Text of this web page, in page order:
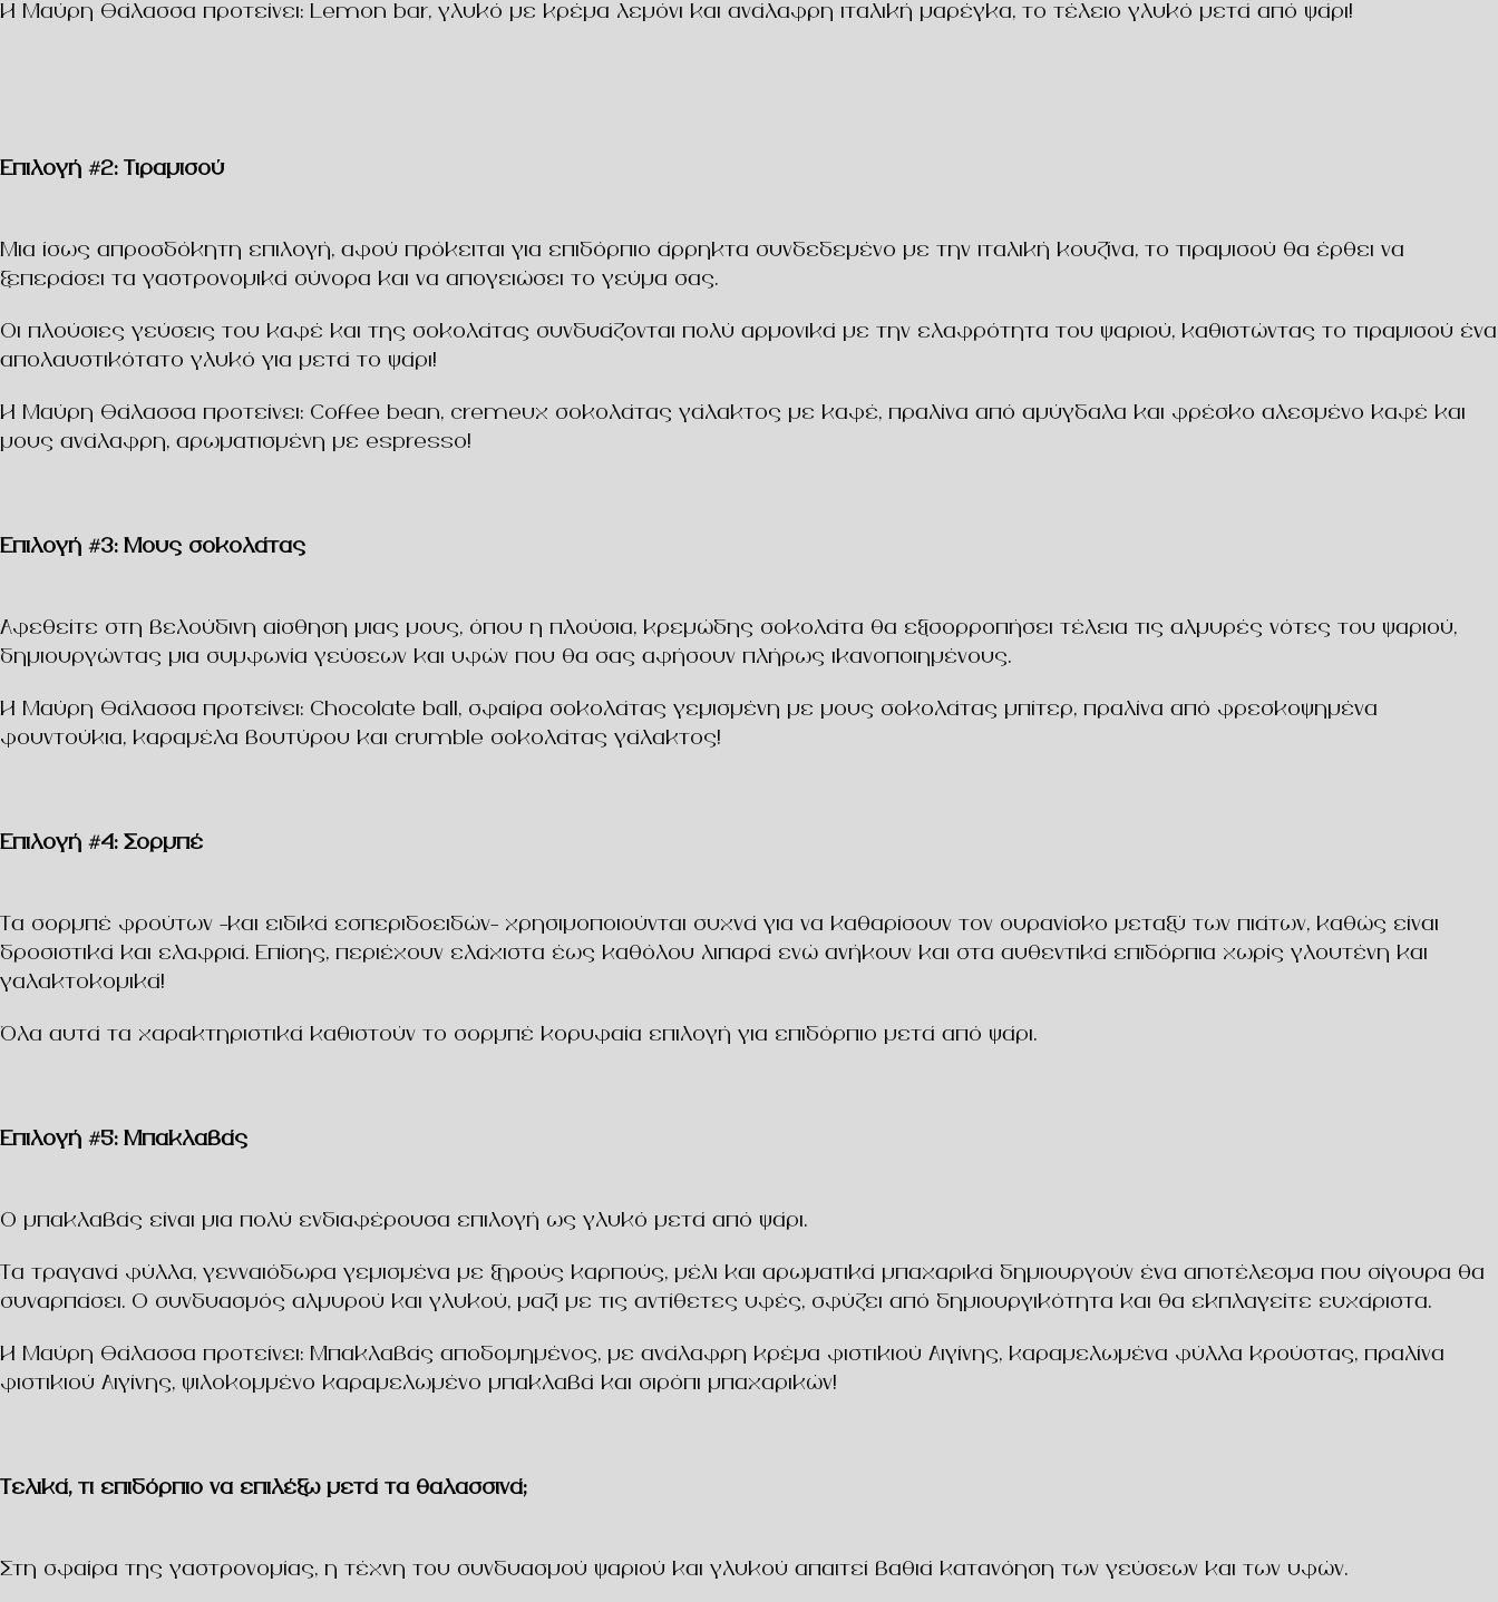
Η Μαύρη Θάλασσα προτείνει: Lemon bar, γλυκό με κρέμα λεμόνι και ανάλαφρη ιταλική μαρέγκα, το τέλειο γλυκό μετά από ψάρι!
Επιλογή #2: Τιραμισού
Μια ίσως απροσδόκητη επιλογή, αφού πρόκειται για επιδόρπιο άρρηκτα συνδεδεμένο με την ιταλική κουζίνα, το τιραμισού θα έρθει να
ξεπεράσει τα γαστρονομικά σύνορα και να απογειώσει το γεύμα σας.
Οι πλούσιες γεύσεις του καφέ και της σοκολάτας συνδυάζονται πολύ αρμονικά με την ελαφρότητα του ψαριού, καθιστώντας το τιραμισού ένα
απολαυστικότατο γλυκό για μετά το ψάρι!
Η Μαύρη Θάλασσα προτείνει: Coffee bean, cremeux σοκολάτας γάλακτος με καφέ, πραλίνα από αμύγδαλα και φρέσκο αλεσμένο καφέ και
μους ανάλαφρη, αρωματισμένη με espresso!
Επιλογή #3: Μους σοκολάτας
Αφεθείτε στη βελούδινη αίσθηση μιας μους, όπου η πλούσια, κρεμώδης σοκολάτα θα εξισορροπήσει τέλεια τις αλμυρές νότες του ψαριού,
δημιουργώντας μια συμφωνία γεύσεων και υφών που θα σας αφήσουν πλήρως ικανοποιημένους.
Η Μαύρη Θάλασσα προτείνει: Chocolate ball, σφαίρα σοκολάτας γεμισμένη με μους σοκολάτας μπίτερ, πραλίνα από φρεσκοψημένα
φουντούκια, καραμέλα βουτύρου και crumble σοκολάτας γάλακτος!
Επιλογή #4: Σορμπέ
Τα σορμπέ φρούτων -και ειδικά εσπεριδοειδών- χρησιμοποιούνται συχνά για να καθαρίσουν τον ουρανίσκο μεταξύ των πιάτων, καθώς είναι
δροσιστικά και ελαφριά. Επίσης, περιέχουν ελάχιστα έως καθόλου λιπαρά ενώ ανήκουν και στα αυθεντικά επιδόρπια χωρίς γλουτένη και
γαλακτοκομικά!
Όλα αυτά τα χαρακτηριστικά καθιστούν το σορμπέ κορυφαία επιλογή για επιδόρπιο μετά από ψάρι.
Επιλογή #5: Μπακλαβάς
Ο μπακλαβάς είναι μια πολύ ενδιαφέρουσα επιλογή ως γλυκό μετά από ψάρι.
Τα τραγανά φύλλα, γενναιόδωρα γεμισμένα με ξηρούς καρπούς, μέλι και αρωματικά μπαχαρικά δημιουργούν ένα αποτέλεσμα που σίγουρα θα
συναρπάσει. Ο συνδυασμός αλμυρού και γλυκού, μαζί με τις αντίθετες υφές, σφύζει από δημιουργικότητα και θα εκπλαγείτε ευχάριστα.
Η Μαύρη Θάλασσα προτείνει: Μπακλαβάς αποδομημένος, με ανάλαφρη κρέμα φιστικιού Αιγίνης, καραμελωμένα φύλλα κρούστας, πραλίνα
φιστικιού Αιγίνης, ψιλοκομμένο καραμελωμένο μπακλαβά και σιρόπι μπαχαρικών!
Τελικά, τι επιδόρπιο να επιλέξω μετά τα θαλασσινά;
Στη σφαίρα της γαστρονομίας, η τέχνη του συνδυασμού ψαριού και γλυκού απαιτεί βαθιά κατανόηση των γεύσεων και των υφών.